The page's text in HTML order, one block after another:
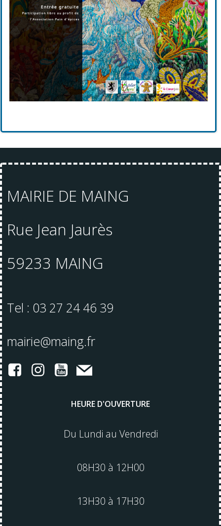
MAIRIE DE MAING
Rue Jean Jaurès
59233 MAING
Tel : 03 27 24 46 39
mairie@maing.fr
HEURE D'OUVERTURE
Du Lundi au Vendredi
08H30 à 12H00
13H30 à 17H30